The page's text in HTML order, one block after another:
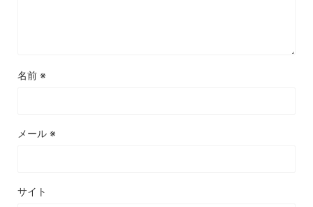
名前 ※
メール ※
サイト